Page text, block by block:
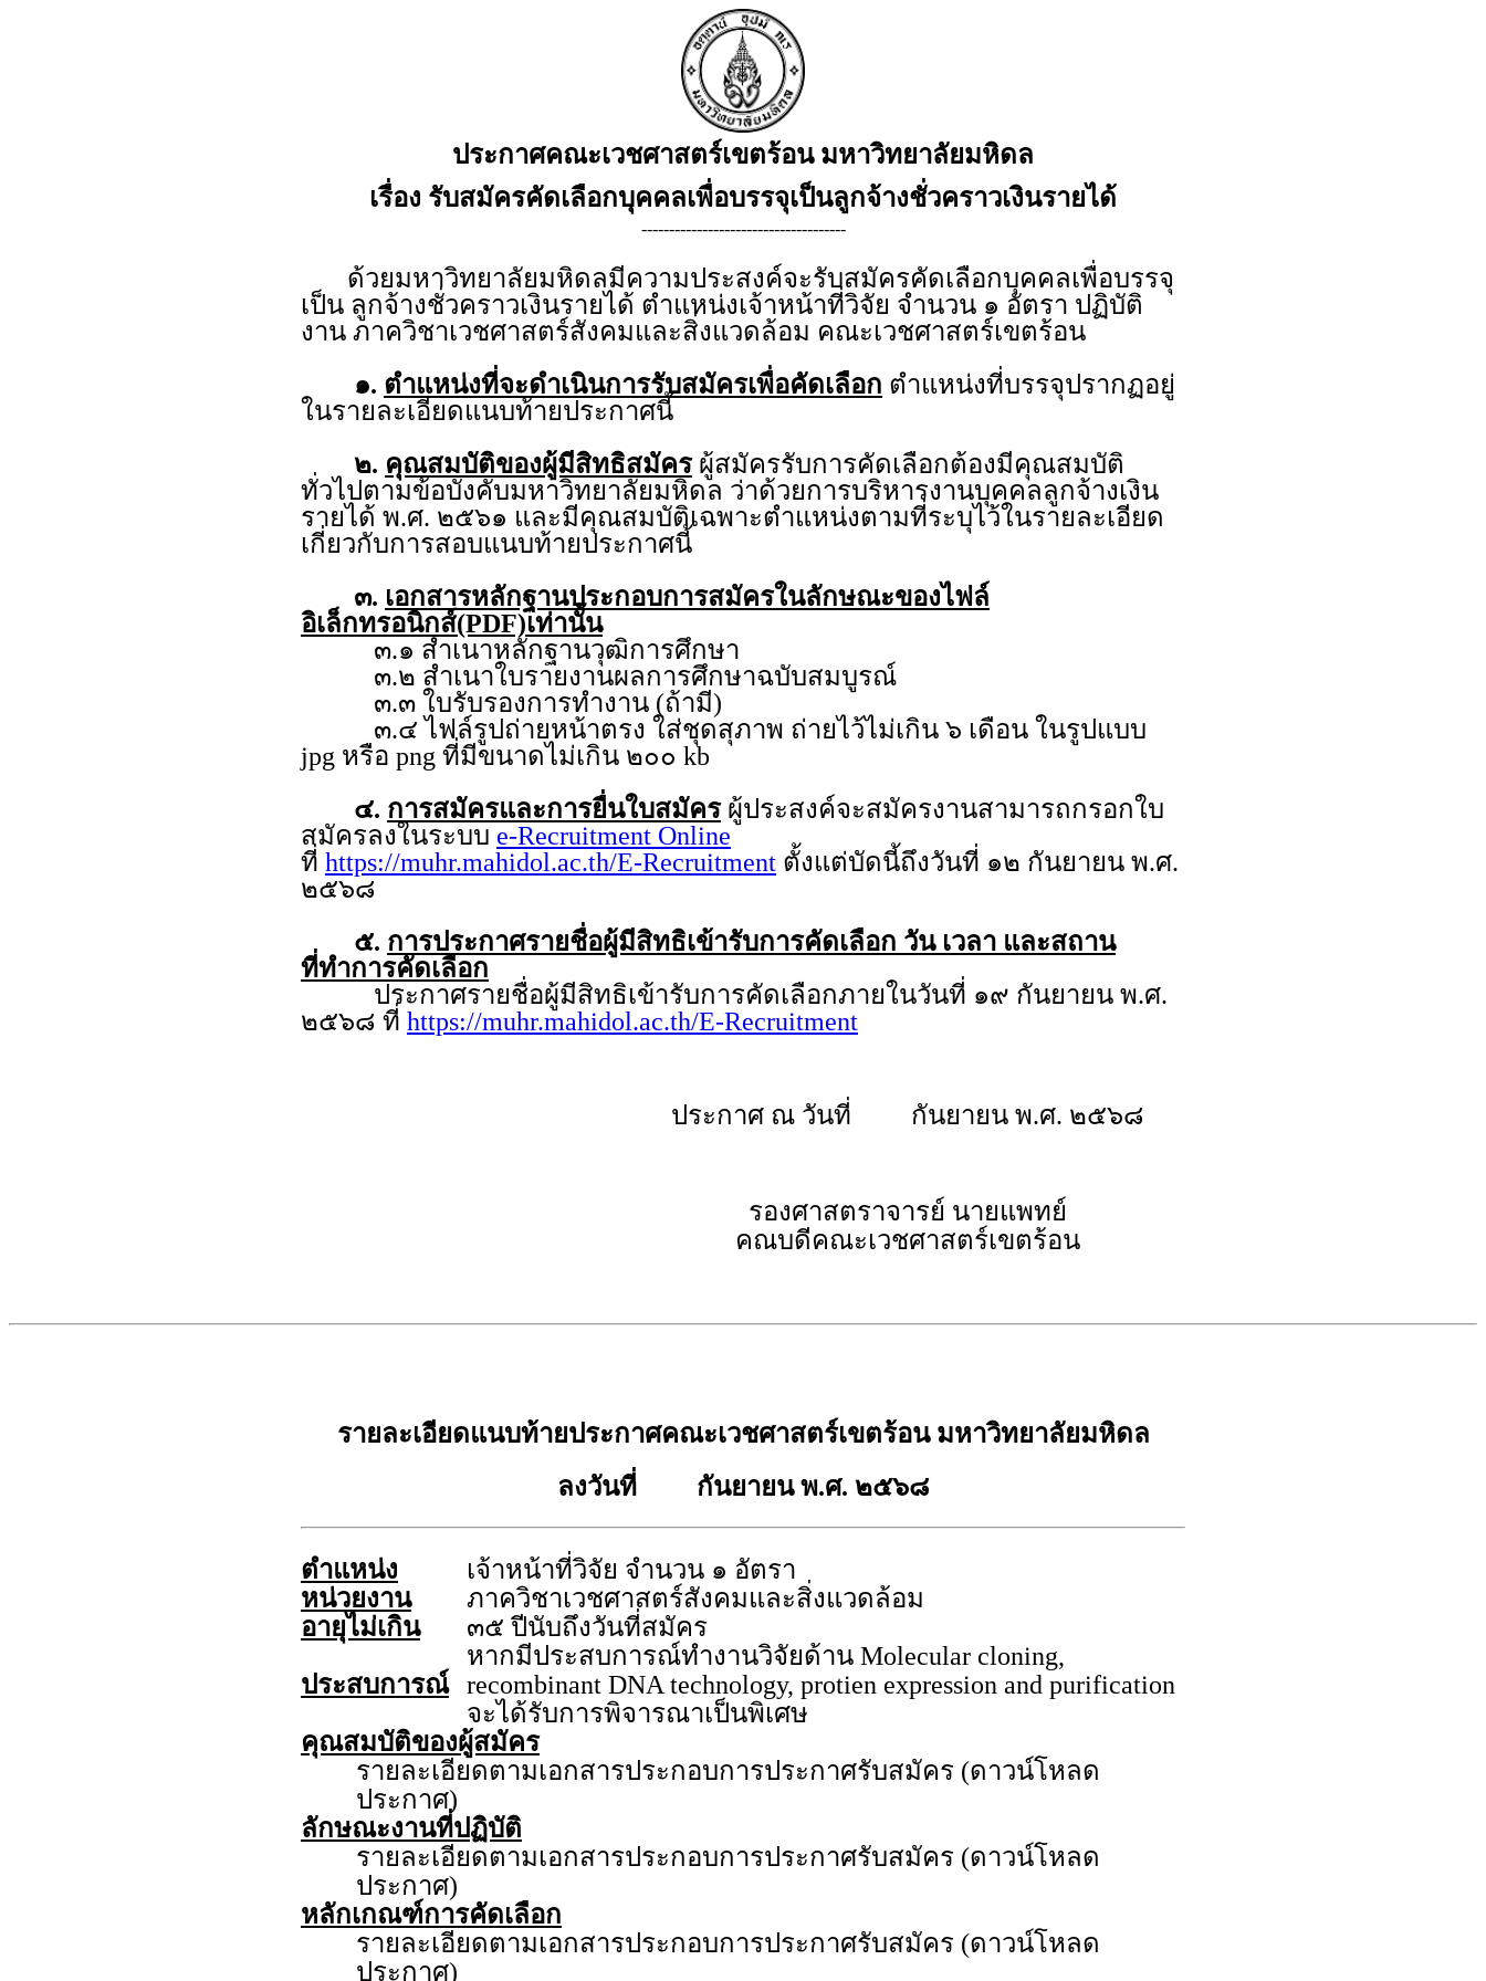
ประกาศคณะเวชศาสตร์เขตร้อน มหาวิทยาลัยมหิดล
เรื่อง รับสมัครคัดเลือกบุคคลเพื่อบรรจุเป็นลูกจ้างชั่วคราวเงินรายได้
-------------------------------------
ด้วยมหาวิทยาลัยมหิดลมีความประสงค์จะรับสมัครคัดเลือกบุคคลเพื่อบรรจุ
เป็น ลูกจ้างชั่วคราวเงินรายได้ ตำแหน่งเจ้าหน้าที่วิจัย จำนวน ๑ อัตรา ปฏิบัติ
งาน ภาควิชาเวชศาสตร์สังคมและสิ่งแวดล้อม คณะเวชศาสตร์เขตร้อน
๑. ตำแหน่งที่จะดำเนินการรับสมัครเพื่อคัดเลือก ตำแหน่งที่บรรจุปรากฏอยู่
ในรายละเอียดแนบท้ายประกาศนี้
๒. คุณสมบัติของผู้มีสิทธิสมัครผู้สมัครรับการคัดเลือกต้องมีคุณสมบัติ
ทั่วไปตามข้อบังคับมหาวิทยาลัยมหิดล ว่าด้วยการบริหารงานบุคคลลูกจ้างเงิน
รายได้ พ.ศ. ๒๕๖๑ และมีคุณสมบัติเฉพาะตำแหน่งตามที่ระบุไว้ในรายละเอียด
เกี่ยวกับการสอบแนบท้ายประกาศนี้
๓. เอกสารหลักฐานประกอบการสมัครในลักษณะของไฟล์
อิเล็กทรอนิกส์(PDF)เท่านั้น
๓.๑ สำเนาหลักฐานวุฒิการศึกษา
๓.๒ สำเนาใบรายงานผลการศึกษาฉบับสมบูรณ์
๓.๓ ใบรับรองการทำงาน (ถ้ามี)
๓.๔ ไฟล์รูปถ่ายหน้าตรง ใส่ชุดสุภาพ ถ่ายไว้ไม่เกิน ๖ เดือน ในรูปแบบ
jpg หรือ png ที่มีขนาดไม่เกิน ๒๐๐ kb
๔. การสมัครและการยื่นใบสมัครผู้ประสงค์จะสมัครงานสามารถกรอกใบ
สมัครลงในระบบ e-Recruitment Online
ที่ https://muhr.mahidol.ac.th/E-Recruitment ตั้งแต่บัดนี้ถึงวันที่ ๑๒ กันยายน พ.ศ.
๒๕๖๘
๕. การประกาศรายชื่อผู้มีสิทธิเข้ารับการคัดเลือก วัน เวลา และสถาน
ที่ทำการคัดเลือก
ประกาศรายชื่อผู้มีสิทธิเข้ารับการคัดเลือกภายในวันที่ ๑๙ กันยายน พ.ศ.
๒๕๖๘ ที่ https://muhr.mahidol.ac.th/E-Recruitment
ประกาศ ณ วันที่ กันยายน พ.ศ. ๒๕๖๘
รองศาสตราจารย์ นายแพทย์
คณบดีคณะเวชศาสตร์เขตร้อน
รายละเอียดแนบท้ายประกาศคณะเวชศาสตร์เขตร้อน มหาวิทยาลัยมหิดล
ลงวันที่ กันยายน พ.ศ. ๒๕๖๘
ตำแหน่ง
เจ้าหน้าที่วิจัย จำนวน ๑ อัตรา
หน่วยงาน
ภาควิชาเวชศาสตร์สังคมและสิ่งแวดล้อม
อายุไม่เกิน
๓๕ ปีนับถึงวันที่สมัคร
ประสบการณ์
หากมีประสบการณ์ทำงานวิจัยด้าน Molecular cloning,
recombinant DNA technology, protien expression and purification
จะได้รับการพิจารณาเป็นพิเศษ
คุณสมบัติของผู้สมัคร
รายละเอียดตามเอกสารประกอบการประกาศรับสมัคร (ดาวน์โหลด
ประกาศ)
ลักษณะงานที่ปฏิบัติ
รายละเอียดตามเอกสารประกอบการประกาศรับสมัคร (ดาวน์โหลด
ประกาศ)
หลักเกณฑ์การคัดเลือก
รายละเอียดตามเอกสารประกอบการประกาศรับสมัคร (ดาวน์โหลด
ประกาศ)